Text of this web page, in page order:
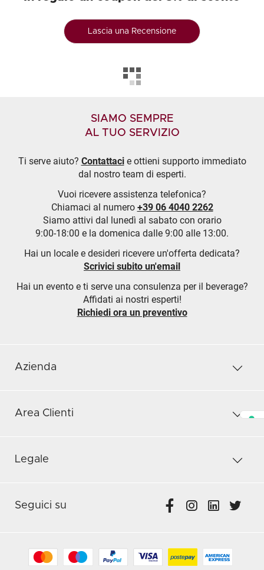
Lascia una Recensione
SIAMO SEMPRE
AL TUO SERVIZIO
Ti serve aiuto? Contattacie ottieni supporto immediato
dal nostro team di esperti.
Vuoi ricevere assistenza telefonica?
Chiamaci al numero +39 06 4040 2262
Siamo attivi dal lunedì al sabato con orario
9:00-18:00 e la domenica dalle 9:00 alle 13:00.
Hai un locale e desideri ricevere un'offerta dedicata?
Scrivici subito un'email
Hai un evento e ti serve una consulenza per il beverage?
Affidati ai nostri esperti!
Richiedi ora un preventivo
Azienda
Area Clienti
Legale
Seguici su